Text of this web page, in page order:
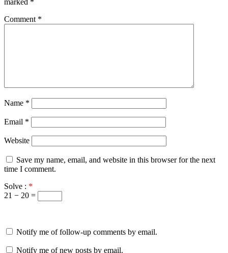
marked *
Comment *
Name *
Email *
Website
Save my name, email, and website in this browser for the next
time I comment.
Solve : *
21 − 20 =
Notify me of follow-up comments by email.
Notify me of new posts by email.